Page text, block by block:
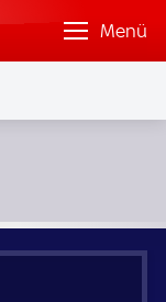
Menü